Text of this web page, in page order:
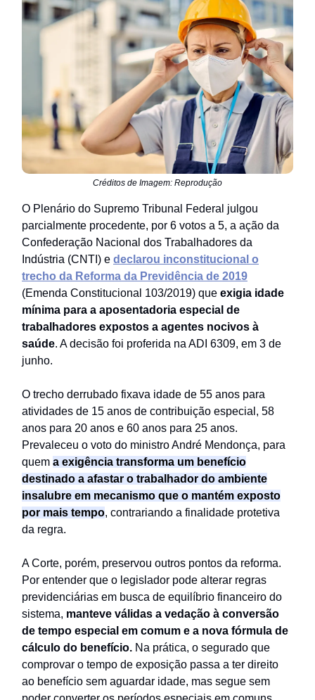
Créditos de Imagem: Reprodução
O Plenário do Supremo Tribunal Federal julgou
parcialmente procedente, por 6 votos a 5, a ação da
Confederação Nacional dos Trabalhadores da
Indústria (CNTI) e declarou inconstitucional o
trecho da Reforma da Previdência de 2019
(Emenda Constitucional 103/2019) que exigia idade
mínima para a aposentadoria especial de
trabalhadores expostos a agentes nocivos à
saúde. A decisão foi proferida na ADI 6309, em 3 de
junho.
O trecho derrubado fixava idade de 55 anos para
atividades de 15 anos de contribuição especial, 58
anos para 20 anos e 60 anos para 25 anos.
Prevaleceu o voto do ministro André Mendonça, para
quem a exigência transforma um benefício
destinado a afastar o trabalhador do ambiente
insalubre em mecanismo que o mantém exposto
por mais tempo, contrariando a finalidade protetiva
da regra.
A Corte, porém, preservou outros pontos da reforma.
Por entender que o legislador pode alterar regras
previdenciárias em busca de equilíbrio financeiro do
sistema, manteve válidas a vedação à conversão
de tempo especial em comum e a nova fórmula de
cálculo do benefício. Na prática, o segurado que
comprovar o tempo de exposição passa a ter direito
ao benefício sem aguardar idade, mas segue sem